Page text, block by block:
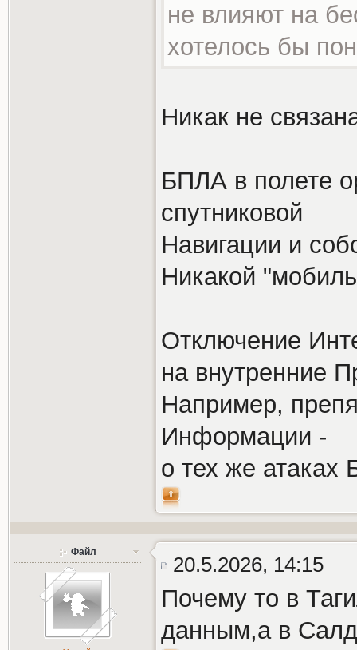
не влияют на
хотелось бы
Никак не
БПЛА в полете
спутниковой
Навигации и
Никакой
Отключение
на внутренние
Например,
Информации -
о тех же атаках
Файл
20.5.2026, 14:15
Почему то в
данным,а в